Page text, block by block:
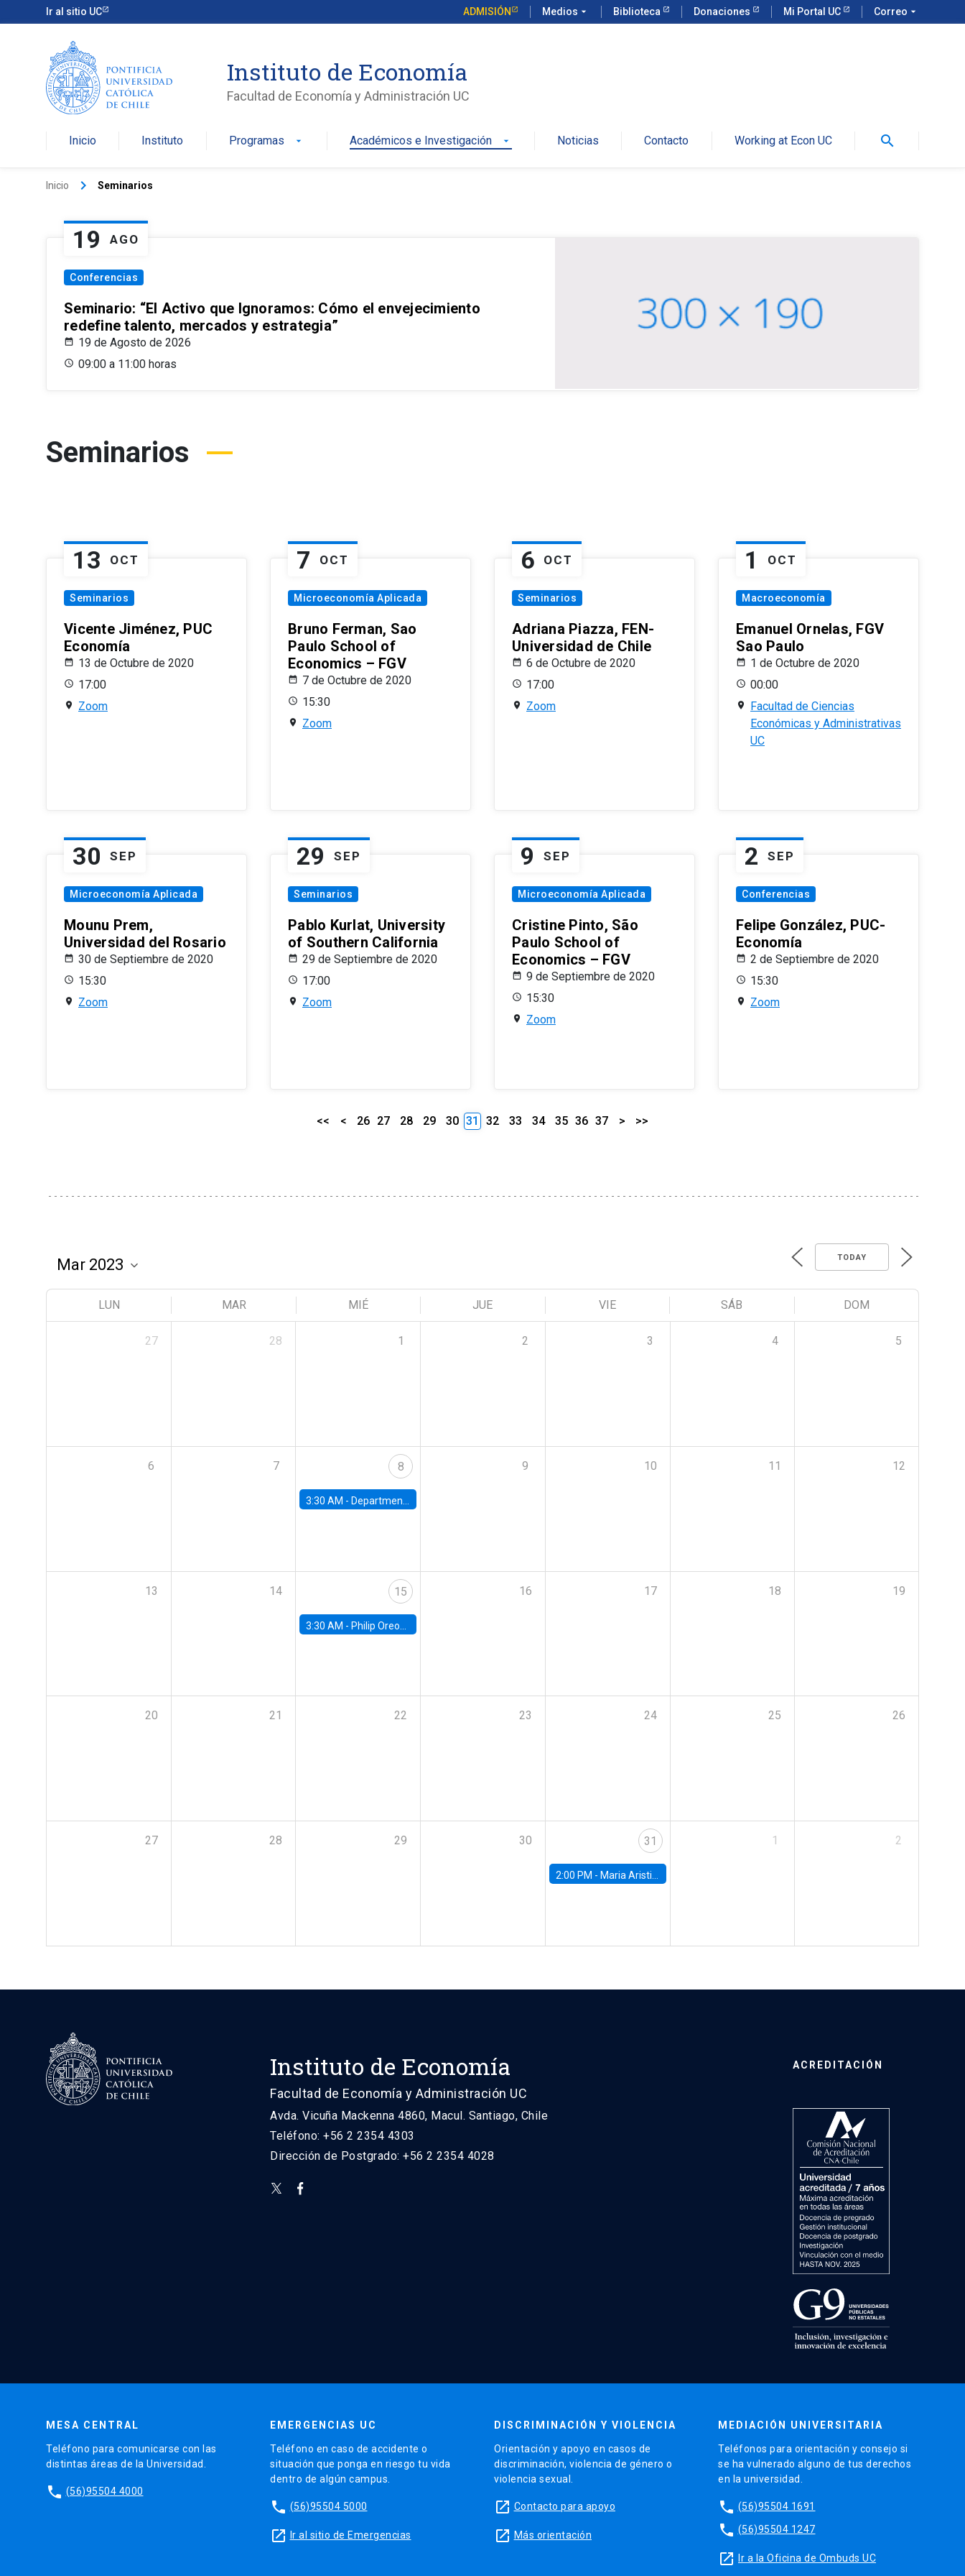
Ir al sitio UC ADMISIÓN Medios arrow_drop_down Biblioteca Donaciones Mi Portal UC Correo arrow_drop_down
Instituto de Economía
Facultad de Economía y Administración UC
Inicio Instituto Programas arrow_drop_down Académicos e Investigación arrow_drop_down Noticias Contacto Working at Econ UC search
Inicio keyboard_arrow_right Seminarios
19 AGO
Conferencias
Seminario: “El Activo que Ignoramos: Cómo el envejecimiento
redefine talento, mercados y estrategia”
19 de Agosto de 2026
09:00 a 11:00 horas
Seminarios
13 OCT
Seminarios
Vicente Jiménez, PUC
Economía
13 de Octubre de 2020
17:00
Zoom
7 OCT
Microeconomía Aplicada
Bruno Ferman, Sao
Paulo School of
Economics – FGV
7 de Octubre de 2020
15:30
Zoom
6 OCT
Seminarios
Adriana Piazza, FEN-
Universidad de Chile
6 de Octubre de 2020
17:00
Zoom
1 OCT
Macroeconomía
Emanuel Ornelas, FGV
Sao Paulo
1 de Octubre de 2020
00:00
Facultad de Ciencias
Económicas y Administrativas
UC
30 SEP
Microeconomía Aplicada
Mounu Prem,
Universidad del Rosario
30 de Septiembre de 2020
15:30
Zoom
29 SEP
Seminarios
Pablo Kurlat, University
of Southern California
29 de Septiembre de 2020
17:00
Zoom
9 SEP
Microeconomía Aplicada
Cristine Pinto, São
Paulo School of
Economics – FGV
9 de Septiembre de 2020
15:30
Zoom
2 SEP
Conferencias
Felipe González, PUC-
Economía
2 de Septiembre de 2020
15:30
Zoom
<< < 26 27 28 29 30 31 32 33 34 35 36 37 > >>
TODAY
LUN MAR MIÉ JUE VIE SÁB DOM
27 28 1 2 3 4 5
6 7 8
3:30 AM - Department Seminar: James Robinson
9 10 11 12
13 14 15
3:30 AM - Philip Oreopolous, University of Toronto
16 17 18 19
20 21 22 23 24 25 26
27 28 29 30 31
2:00 PM - Maria Aristizabal-Ramirez, FED Board
1 2
Instituto de Economía
Facultad de Economía y Administración UC
Avda. Vicuña Mackenna 4860, Macul. Santiago, Chile
Teléfono: +56 2 2354 4303
Dirección de Postgrado: +56 2 2354 4028
ACREDITACIÓN
MESA CENTRAL
Teléfono para comunicarse con las
distintas áreas de la Universidad.
phone (56)95504 4000
EMERGENCIAS UC
Teléfono en caso de accidente o
situación que ponga en riesgo tu vida
dentro de algún campus.
phone (56)95504 5000
launch Ir al sitio de Emergencias
DISCRIMINACIÓN Y VIOLENCIA
Orientación y apoyo en casos de
discriminación, violencia de género o
violencia sexual.
launch Contacto para apoyo
launch Más orientación
MEDIACIÓN UNIVERSITARIA
Teléfonos para orientación y consejo si
se ha vulnerado alguno de tus derechos
en la universidad.
phone (56)95504 1691
phone (56)95504 1247
launch Ir a la Oficina de Ombuds UC